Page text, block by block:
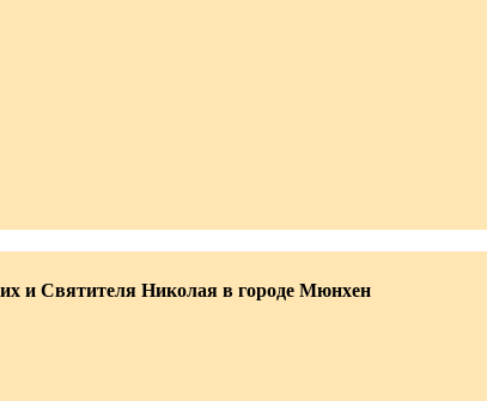
и Святителя Николая в городе Мюнхен